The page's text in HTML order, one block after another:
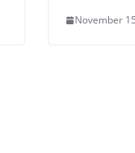
November